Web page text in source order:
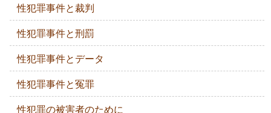
性犯罪事件と裁判
性犯罪事件と刑罰
性犯罪事件とデータ
性犯罪事件と冤罪
性犯罪の被害者のために